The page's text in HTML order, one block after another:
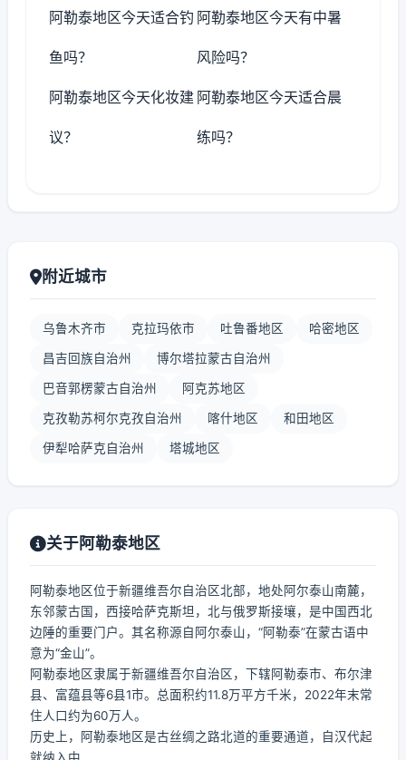
阿勒泰地区今天适合钓
鱼吗？
阿勒泰地区今天有中暑
风险吗？
阿勒泰地区今天化妆建
议？
阿勒泰地区今天适合晨
练吗？
附近城市
乌鲁木齐市 克拉玛依市 吐鲁番地区 哈密地区
昌吉回族自治州 博尔塔拉蒙古自治州
巴音郭楞蒙古自治州 阿克苏地区
克孜勒苏柯尔克孜自治州 喀什地区 和田地区
伊犁哈萨克自治州 塔城地区
关于阿勒泰地区
阿勒泰地区位于新疆维吾尔自治区北部，地处阿尔泰山南麓，
东邻蒙古国，西接哈萨克斯坦，北与俄罗斯接壤，是中国西北
边陲的重要门户。其名称源自阿尔泰山，“阿勒泰”在蒙古语中
意为“金山”。
阿勒泰地区隶属于新疆维吾尔自治区，下辖阿勒泰市、布尔津
县、富蕴县等6县1市。总面积约11.8万平方千米，2022年末常
住人口约为60万人。
历史上，阿勒泰地区是古丝绸之路北道的重要通道，自汉代起